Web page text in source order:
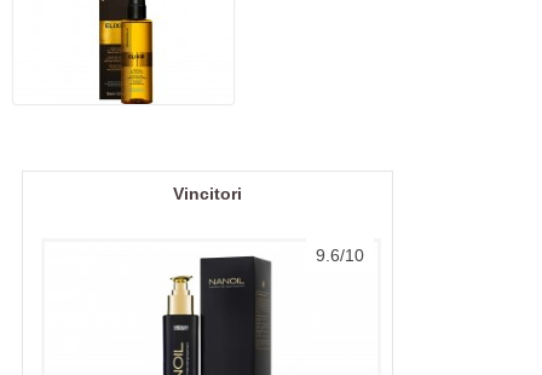
Vincitori
9.6/10